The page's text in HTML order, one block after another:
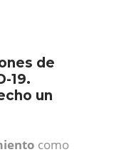
de
19.
un
como